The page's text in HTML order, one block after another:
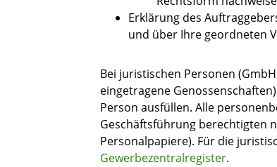
Erklärung des
und über Ihre geordneten
Bei juristischen Personen
eingetragene
Person ausfüllen. Alle
Geschäftsführung berechtigten
Personalpapiere). Für die
Gewerbezentralregister.